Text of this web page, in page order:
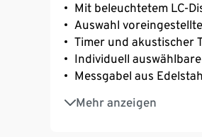
Mit beleuchtetem LC-
Auswahl
Timer und akustischer
Individuell
Messgabel aus
Mehr anzeigen
Zuverlässige
Temperaturanzeige